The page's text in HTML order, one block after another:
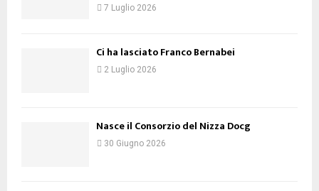
7 Luglio 2026
Ci ha lasciato Franco Bernabei
2 Luglio 2026
Nasce il Consorzio del Nizza Docg
30 Giugno 2026